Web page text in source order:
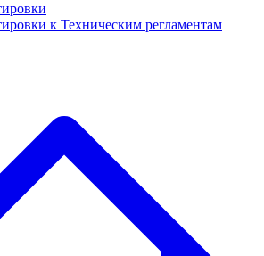
к Техническим регламентам